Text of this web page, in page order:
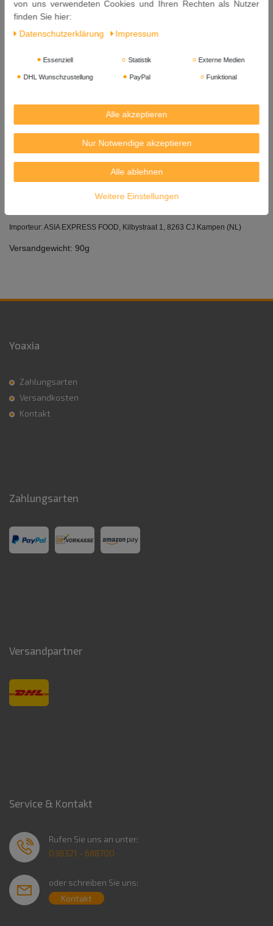
Der klassische chinesische Tee mit langer Tradition, wird in China
auch als Getränk zum Essen gereicht.
Zutaten: Oolong Tee.
Inhalt: 40g (20 Teebeutel à 2 g)
Mindestens Haltbar bis: 31. 01. 2029
Importeur: ASIA EXPRESS FOOD, Kilbystraat 1, 8263 CJ Kampen (NL)
Versandgewicht: 90g
Yoaxia
Zahlungsarten
Versandkosten
Kontakt
Zahlungsarten
Versandpartner
Service & Kontakt
Rufen Sie uns an unter:
038321 - 688700
oder schreiben Sie uns:
Kontakt
von uns verwendeten Cookies und Ihren Rechten als Nutzer
finden Sie hier:
Daten­schutz­erklärung
Impressum
Essenziell Statistik Externe Medien
DHL Wunschzustellung PayPal Funktional
Alle akzeptieren
Nur Notwendige akzeptieren
Alle ablehnen
Weitere Einstellungen